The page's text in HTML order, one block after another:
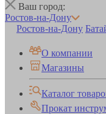
Ваш город:
Ростов-на-Дону
Ростов-на-Дону
О компании
Магазины
Каталог
Прокат